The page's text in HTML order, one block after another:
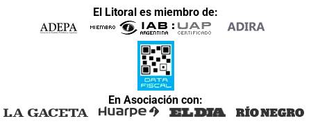
El Litoral es miembro de:
En Asociación con: